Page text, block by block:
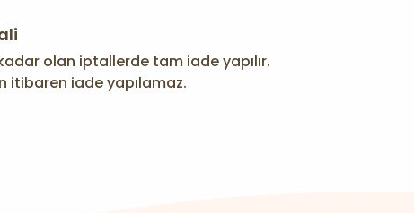
olan iptallerde tam iade yapılır.
itibaren iade yapılamaz.